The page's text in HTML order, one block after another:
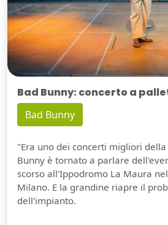
Bad Bunny: concerto a
Bad Bunny
"Era uno dei concerti migliori
Bunny è tornato a parlare
scorso all'Ippodromo La Maura
Milano. E la grandine riapre il
dell'impianto.